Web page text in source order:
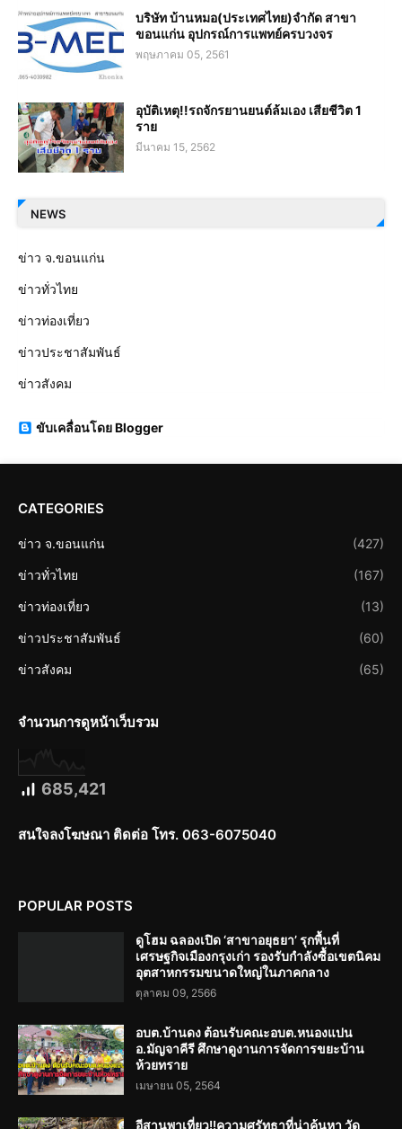
บริษัท บ้านหมอ(ประเทศไทย)จำกัด สาขา
ขอนแก่น อุปกรณ์การแพทย์ครบวงจร
พฤษภาคม 05, 2561
อุบัติเหตุ!!รถจักรยานยนต์ล้มเอง เสียชีวิต 1
ราย
มีนาคม 15, 2562
NEWS
ข่าว จ.ขอนแก่น
ข่าวทั่วไทย
ข่าวท่องเที่ยว
ข่าวประชาสัมพันธ์
ข่าวสังคม
ขับเคลื่อนโดย Blogger
CATEGORIES
ข่าว จ.ขอนแก่น (427)
ข่าวทั่วไทย (167)
ข่าวท่องเที่ยว (13)
ข่าวประชาสัมพันธ์ (60)
ข่าวสังคม (65)
จำนวนการดูหน้าเว็บรวม
685,421
สนใจลงโฆษณา ติดต่อ โทร. 063-6075040
POPULAR POSTS
ดูโฮม ฉลองเปิด ‘สาขาอยุธยา’ รุกพื้นที่
เศรษฐกิจเมืองกรุงเก่า รองรับกำลังซื้อเขตนิคม
อุตสาหกรรมขนาดใหญ่ในภาคกลาง
ตุลาคม 09, 2566
อบต.บ้านดง ต้อนรับคณะอบต.หนองแปน
อ.มัญจาคีรี ศึกษาดูงานการจัดการขยะบ้าน
ห้วยทราย
เมษายน 05, 2564
อีสานพาเที่ยว!!ความศรัทธาที่น่าค้นหา วัด